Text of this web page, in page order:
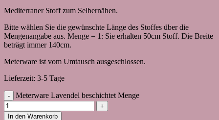
Mediterraner Stoff zum Selbernähen.
Bitte wählen Sie die gewünschte Länge des Stoffes über die
Mengenangabe aus. Menge = 1: Sie erhalten 50cm Stoff. Die Breite
beträgt immer 140cm.
Meterware ist vom Umtausch ausgeschlossen.
Lieferzeit: 3-5 Tage
Meterware Lavendel beschichtet Menge
In den Warenkorb